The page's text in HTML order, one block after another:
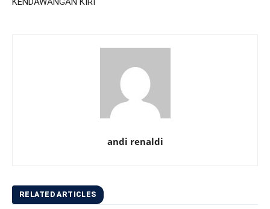
andi renaldi
RELATED ARTICLES